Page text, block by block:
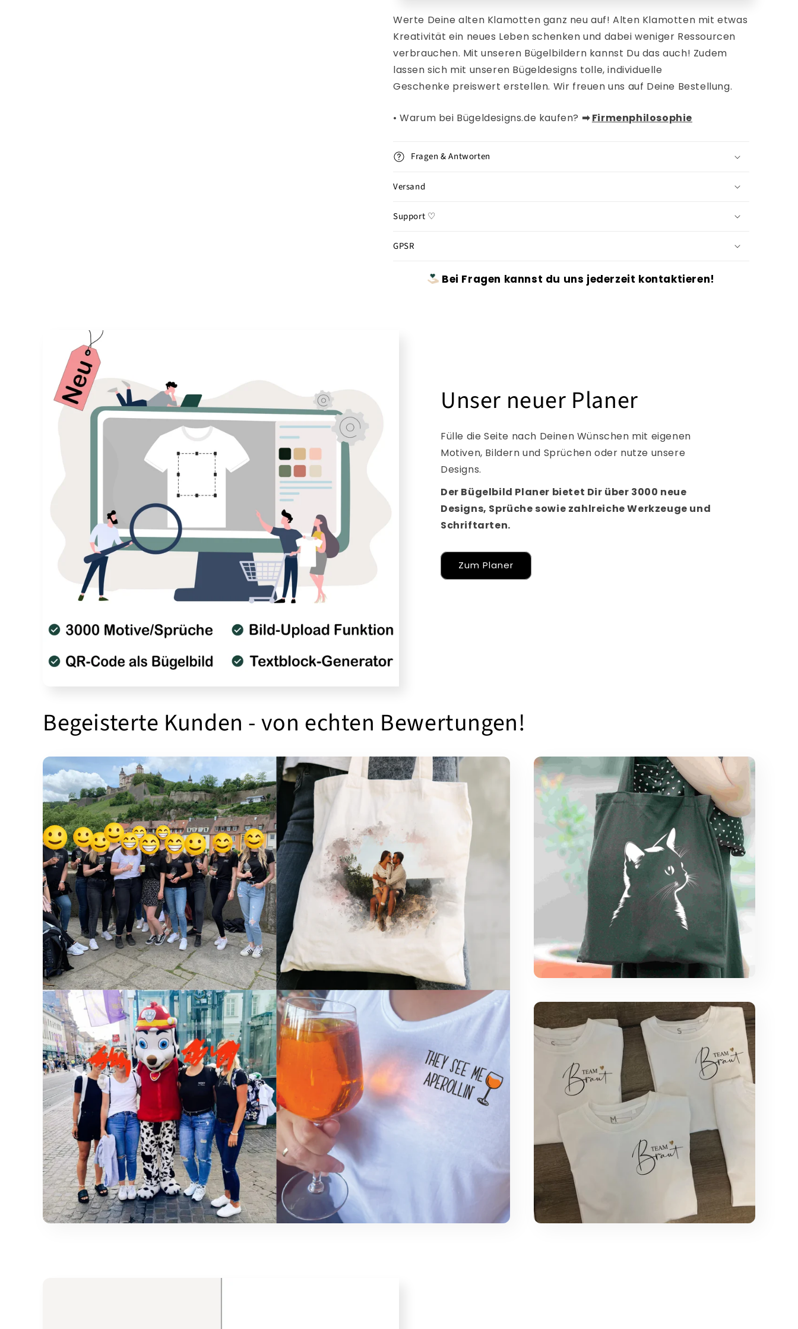
Werte Deine alten Klamotten ganz neu auf! Alten Klamotten mit etwas
Kreativität ein neues Leben schenken und dabei weniger Ressourcen
verbrauchen. Mitunseren Bügelbildern kannst Du das auch! Zudem
lassen sich mit unseren Bügeldesigns tolle, individuelle
Geschenke preiswert erstellen. Wir freuen uns auf Deine Bestellung.
• Warum bei Bügeldesigns.de kaufen? ➡︎Firmenphilosophie
Fragen & Antworten
Versand
Support ♡
GPSR
Bei Fragen kannst du uns jederzeit kontaktieren!
Unser neuer Planer
Fülle die Seite nach Deinen Wünschen mit eigenen
Motiven, Bildern und Sprüchen oder nutze unsere
Designs.
Der Bügelbild Planer bietet Dir über 3000 neue
Designs, Sprüche sowie zahlreiche Werkzeuge und
Schriftarten.
Zum Planer
Begeisterte Kunden - von echten Bewertungen!